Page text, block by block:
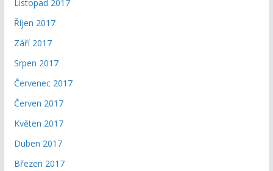
Listopad 2017
Říjen 2017
Září 2017
Srpen 2017
Červenec 2017
Červen 2017
Květen 2017
Duben 2017
Březen 2017